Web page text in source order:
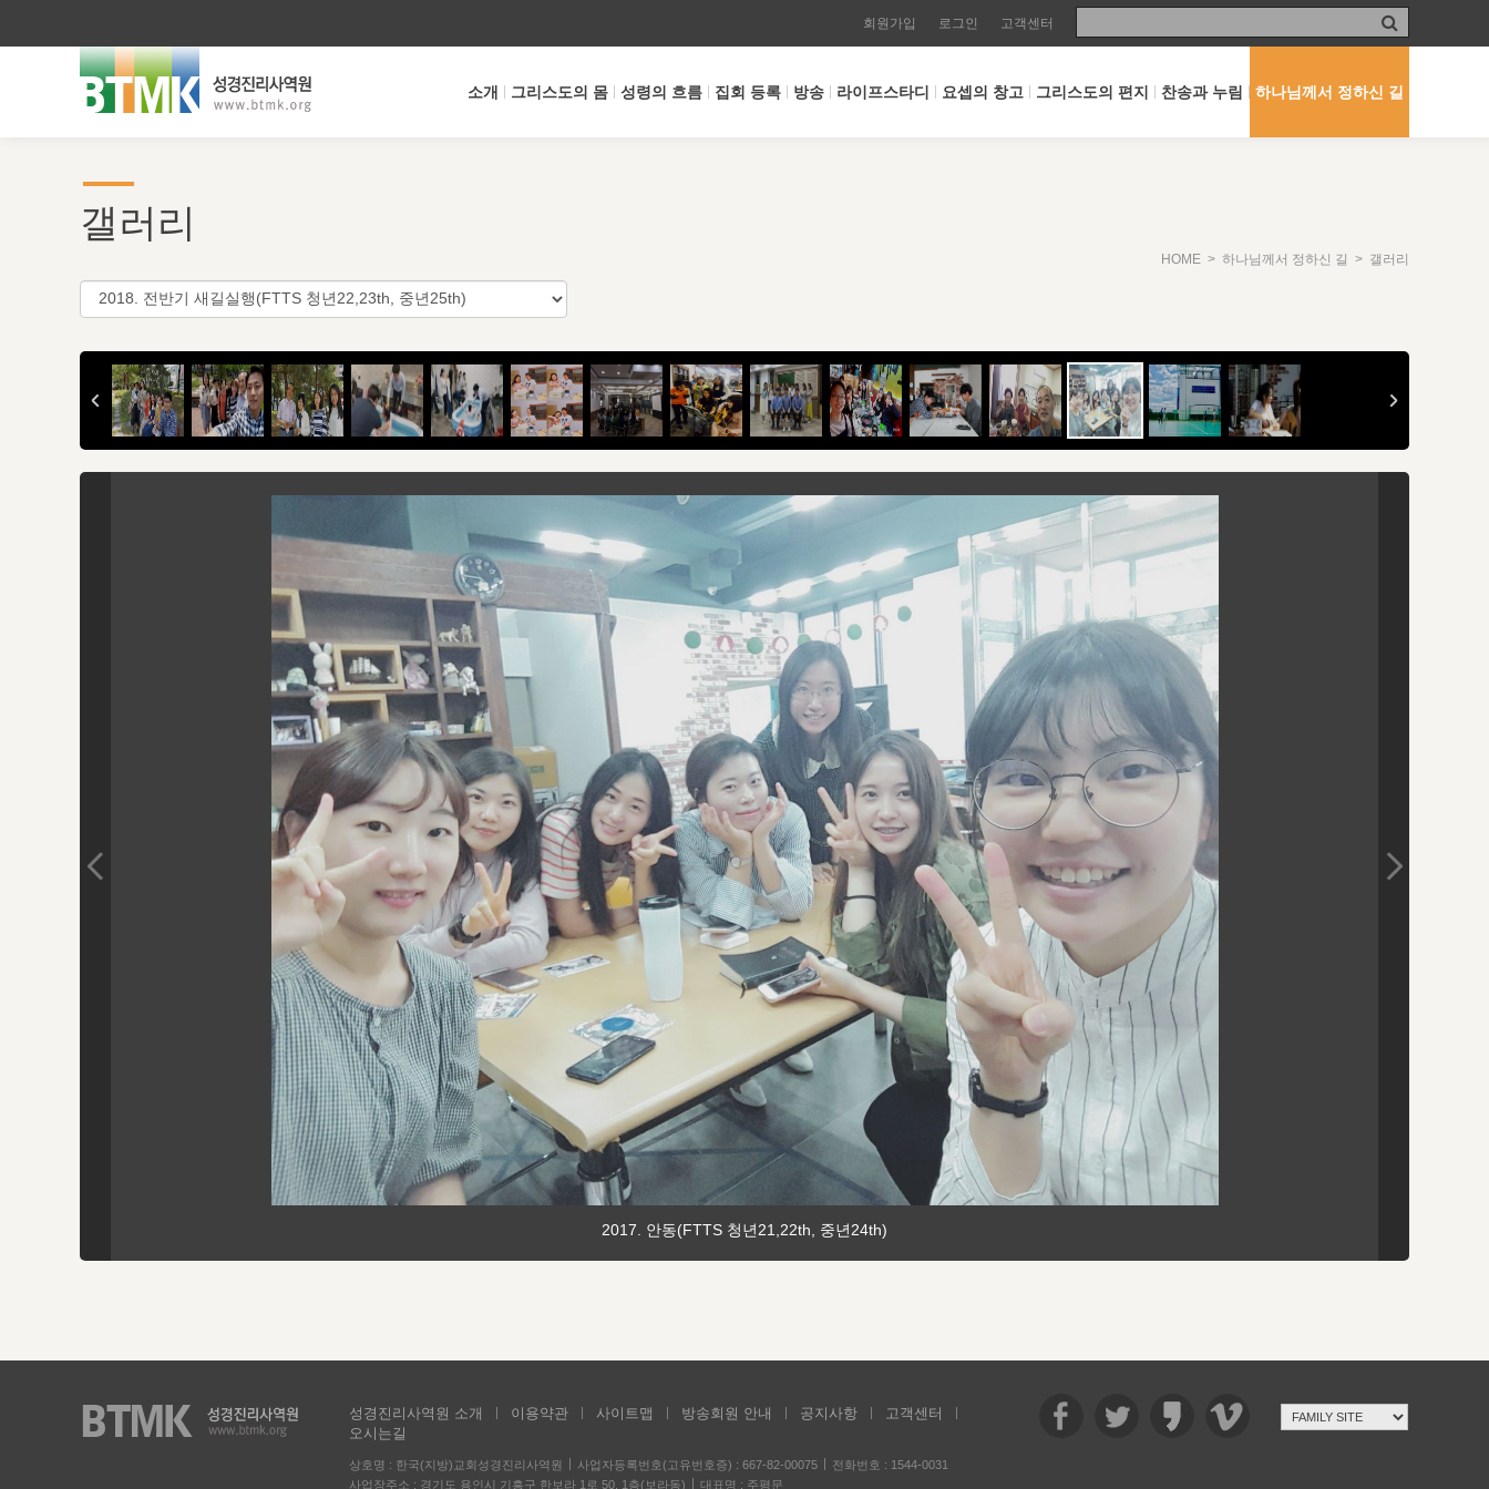
회원가입 로그인 고객센터
소개 그리스도의 몸 성령의 흐름 집회 등록 방송 라이프스타디 요셉의 창고 그리스도의 편지 찬송과 누림 하나님께서 정하신 길
갤러리
HOME > 하나님께서 정하신 길 > 갤러리
2017. 안동(FTTS 청년21,22th, 중년24th)
성경진리사역원 소개 이용약관 사이트맵 방송회원 안내 공지사항
고객센터
오시는길
상호명 : 한국(지방)교회성경진리사역원 사업자등록번호(고유번호증) : 667-82-00075
전화번호 : 1544-0031
사업장주소 : 경기도 용인시 기흥구 한보라 1로 50, 1층(보라동)
대표명 : 주평문